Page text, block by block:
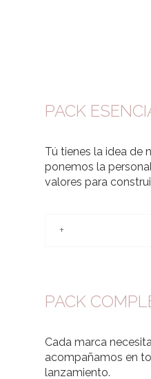
PACK
Tú tienes la idea de
ponemos la
valores para
+
PACK
Cada marca
acompañamos en
lanzamiento.